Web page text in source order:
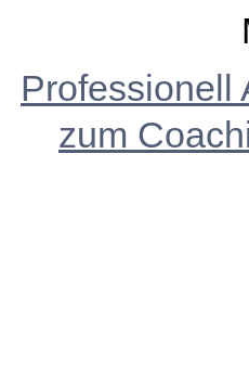
Professionell
zum